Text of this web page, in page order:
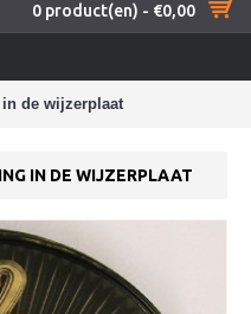
0 product(en) - €0,00
de wijzerplaat
IN DE WIJZERPLAAT